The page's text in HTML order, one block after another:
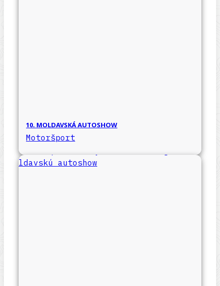
10. MOLDAVSKÁ AUTOSHOW
Motoršport